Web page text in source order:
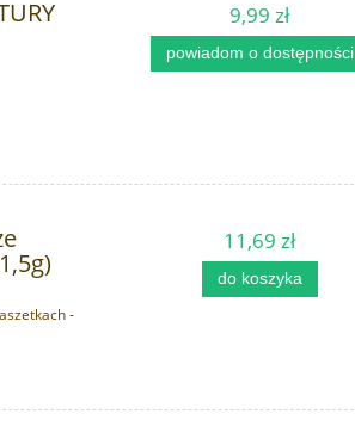
9,99 zł
powiadom o dostępności
-
11,69 zł
do koszyka